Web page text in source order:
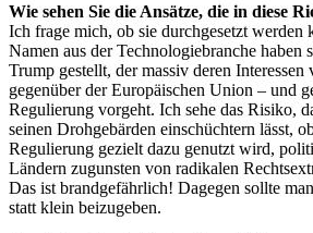
Wie sehen Sie die Ansätze, die in diese
Ich frage mich, ob sie durchgesetzt werden
Namen aus der Technologiebranche haben
Trump gestellt, der massiv deren
gegenüber der Europäischen Union – und
Regulierung vorgeht. Ich sehe das Risiko,
seinen Drohgebärden einschüchtern lässt,
Regulierung gezielt dazu genutzt wird,
Ländern zugunsten von radikalen
Das ist brandgefährlich! Dagegen sollte
statt klein beizugeben.